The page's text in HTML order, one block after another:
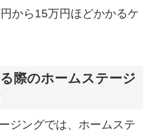
から15万円ほどかかるケ
際のホームステージ
ジングでは、ホームステ